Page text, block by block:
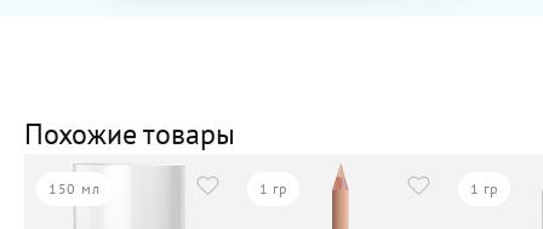
Похожие товары
150 мл 1 гр 1 гр